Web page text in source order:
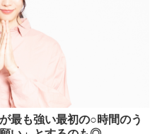
最も強い最初の○時間のう